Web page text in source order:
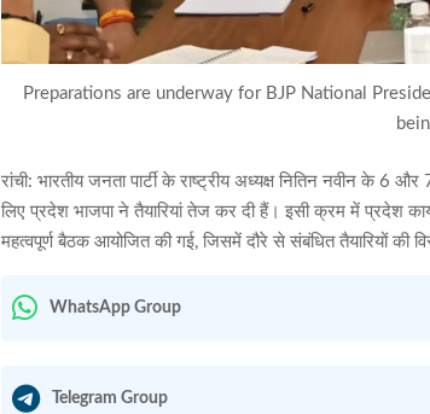
Preparations are underway for BJP National
रांची: भारतीय जनता पार्टी के राष्ट्रीय अध्यक्ष नितिन नवीन के
लिए प्रदेश भाजपा ने तैयारियां तेज कर दी हैं। इसी क्रम में प्रदेश
महत्वपूर्ण बैठक आयोजित की गई, जिसमें दौरे से संबंधित तैयारियों की
WhatsApp Group
Telegram Group